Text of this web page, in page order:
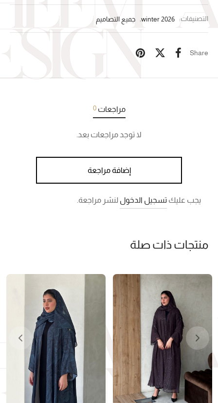
التصنيفات: winter 2026 جميع التصاميم
Share
مراجعات0
لا توجد مراجعات بعد.
إضافة مراجعة
يجب عليك تسجيل الدخول لنشر مراجعة.
منتجات ذات صلة